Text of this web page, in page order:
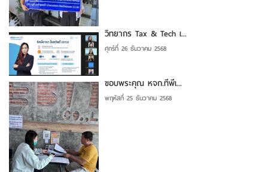
วิทยากร Tax & Tech เ...
ศุกร์ที่ 26 ธันวาคม 2568
ขอบพระคุณ หจก.ทีพีเ...
พฤหัสที่ 25 ธันวาคม 2568